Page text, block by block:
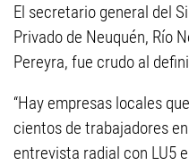
El secretario general del
Privado de Neuquén, Río
Pereyra, fue crudo al
“Hay empresas locales
cientos de trabajadores
entrevista radial con LU5